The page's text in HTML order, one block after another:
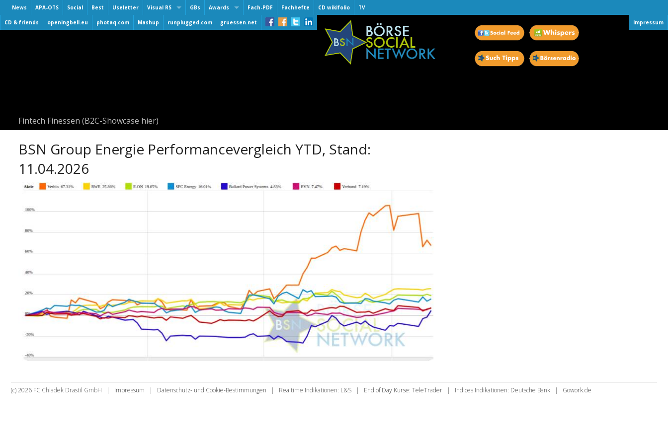
News APA-OTS Social Best Useletter Visual RS
Virtuelle Finanzmarktmesse
S Immo
GBs Awards
Smeil Award
Fach-PDF Fachhefte CD wikifolio TV
CD & friends openingbell.eu photaq.com Mashup runplugged.com gruessen.net Impressum
Fintech Finessen (B2C-Showcase hier)
BSN Group Energie Performancevergleich YTD, Stand:
11.04.2026
(c) 2026 FC Chladek Drastil GmbH | Impressum | Datenschutz- und Cookie-Bestimmungen | Realtime Indikationen: L&S | End of Day Kurse: TeleTrader | Indices Indikationen: Deutsche Bank | Gowork.de